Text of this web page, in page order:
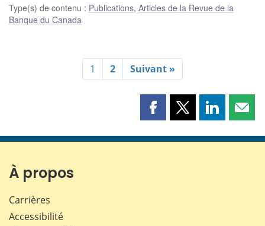
Type(s) de contenu : Publications, Articles de la Revue de la
Banque du Canada
1 2 Suivant »
Partager
page
Partager
page
Partager
page page
À propos
Carrières
Accessibilité